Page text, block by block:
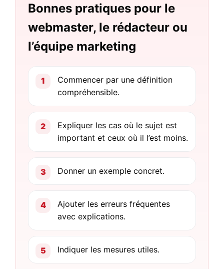
Bonnes pratiques pour le
webmaster, le rédacteur ou
l’équipe marketing
Commencer par une définition
compréhensible.
Expliquer les cas où le sujet est
important et ceux où il l’est moins.
Donner un exemple concret.
Ajouter les erreurs fréquentes
avec explications.
Indiquer les mesures utiles.